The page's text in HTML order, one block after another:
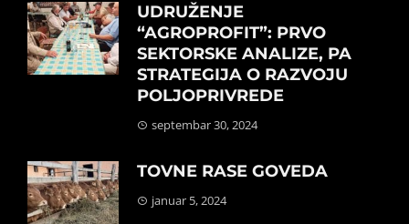
UDRUŽENJE
“AGROPROFIT”: PRVO
SEKTORSKE ANALIZE, PA
STRATEGIJA O RAZVOJU
POLJOPRIVREDE
septembar 30, 2024
TOVNE RASE GOVEDA
januar 5, 2024